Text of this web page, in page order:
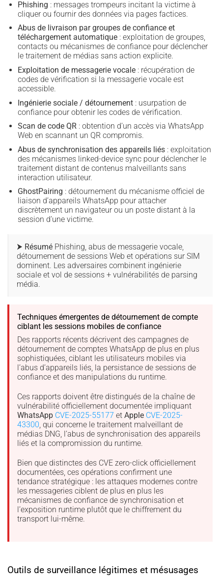
Phishing : messages trompeurs incitant la victime à
cliquer ou fournir des données via pages factices.
Abus de livraison par groupes de confiance et
téléchargement automatique: exploitation de groupes,
contacts ou mécanismes de confiance pour déclencher
le traitement de médias sans action explicite.
Exploitation de messagerie vocale: récupération de
codes de vérification si la messagerie vocale est
accessible.
Ingénierie sociale / détournement: usurpation de
confiance pour obtenir les codes de vérification.
Scan de code QR: obtention d’un accès via WhatsApp
Web en scannant un QR compromis.
Abus de synchronisation des appareils liés: exploitation
des mécanismes linked-device sync pour déclencher le
traitement distant de contenus malveillants sans
interaction utilisateur.
GhostPairing : détournement du mécanisme officiel de
liaison d’appareils WhatsApp pour attacher
discrètement un navigateur ou un poste distant à la
session d’une victime.
⮞ Résumé Phishing, abus de messagerie vocale,
détournement de sessions Web et opérations sur SIM
dominent. Les adversaires combinent ingénierie
sociale et vol de sessions + vulnérabilités de parsing
média.
Techniques émergentes de détournement de compte
ciblant les sessions mobiles de confiance
Des rapports récents décrivent des campagnes de
détournement de comptes WhatsApp de plus en plus
sophistiquées, ciblant les utilisateurs mobiles via
l’abus d’appareils liés, la persistance de sessions de
confiance et des manipulations du runtime.
Ces rapports doivent être distingués de la chaîne de
vulnérabilité officiellement documentée impliquant
WhatsApp CVE-2025-55177 et Apple CVE-2025-
43300, qui concerne le traitement malveillant de
médias DNG, l’abus de synchronisation des appareils
liés et la compromission du runtime.
Bien que distinctes des CVE zero-click officiellement
documentées, ces opérations confirment une
tendance stratégique : les attaques modernes contre
les messageries ciblent de plus en plus les
mécanismes de confiance de synchronisation et
l’exposition runtime plutôt que le chiffrement du
transport lui-même.
Outils de surveillance légitimes et mésusages